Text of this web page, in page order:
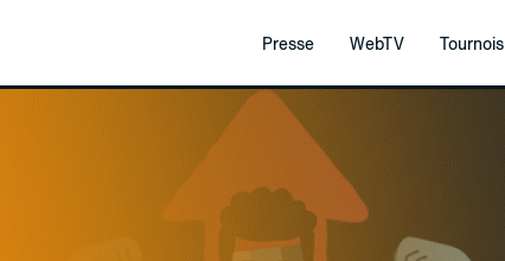
Presse WebTV Tournois